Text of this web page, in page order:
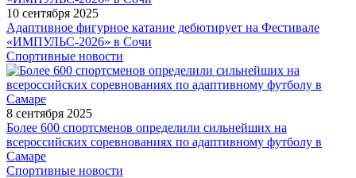
10 сентября 2025
Адаптивное фигурное катание дебютирует на Фестивале
«ИМПУЛЬС-2026» в Сочи
Спортивные новости
8 сентября 2025
Более 600 спортсменов определили сильнейших на
всероссийских соревнованиях по адаптивному футболу в
Самаре
Спортивные новости